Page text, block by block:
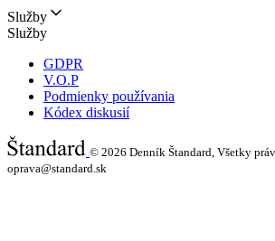
Služby
Služby
GDPR
V.O.P
Podmienky používania
Kódex diskusií
© 2026 Denník Štandard, Všetky
oprava@standard.sk